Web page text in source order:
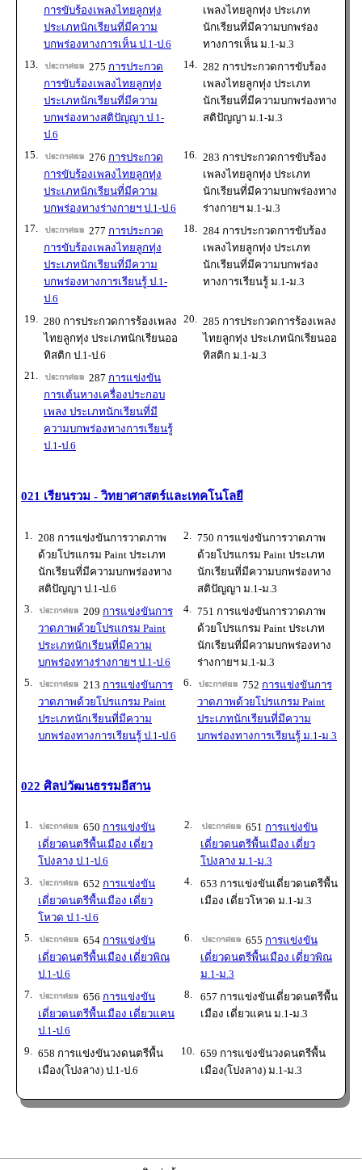
การขับร้องเพลงไทยลูกทุ่ง
ประเภทนักเรียนที่มีความ
บกพร่องทางการเห็น ป.1-ป.6
เพลงไทยลูกทุ่ง ประเภท
นักเรียนที่มีความบกพร่อง
ทางการเห็น ม.1-ม.3
13.
275 การประกวด
การขับร้องเพลงไทยลูกทุ่ง
ประเภทนักเรียนที่มีความ
บกพร่องทางสติปัญญา ป.1-
ป.6
14.
282 การประกวดการขับร้อง
เพลงไทยลูกทุ่ง ประเภท
นักเรียนที่มีความบกพร่องทาง
สติปัญญา ม.1-ม.3
15. 276 การประกวด
การขับร้องเพลงไทยลูกทุ่ง
ประเภทนักเรียนที่มีความ
บกพร่องทางร่างกายฯ ป.1-ป.6
16.
283 การประกวดการขับร้อง
เพลงไทยลูกทุ่ง ประเภท
นักเรียนที่มีความบกพร่องทาง
ร่างกายฯ ม.1-ม.3
17.
277 การประกวด
การขับร้องเพลงไทยลูกทุ่ง
ประเภทนักเรียนที่มีความ
บกพร่องทางการเรียนรู้ ป.1-
ป.6
18.
284 การประกวดการขับร้อง
เพลงไทยลูกทุ่ง ประเภท
นักเรียนที่มีความบกพร่อง
ทางการเรียนรู้ ม.1-ม.3
19.
280 การประกวดการร้องเพลง
ไทยลูกทุ่ง ประเภทนักเรียนออ
ทิสติก ป.1-ป.6
20.
285 การประกวดการร้องเพลง
ไทยลูกทุ่ง ประเภทนักเรียนออ
ทิสติก ม.1-ม.3
21.
287 การแข่งขัน
การเต้นหางเครื่องประกอบ
เพลง ประเภทนักเรียนที่มี
ความบกพร่องทางการเรียนรู้
ป.1-ป.6
021 เรียนรวม - วิทยาศาสตร์และเทคโนโลยี
1.
208 การแข่งขันการวาดภาพ
ด้วยโปรแกรม Paint ประเภท
นักเรียนที่มีความบกพร่องทาง
สติปัญญา ป.1-ป.6
2.
750 การแข่งขันการวาดภาพ
ด้วยโปรแกรม Paint ประเภท
นักเรียนที่มีความบกพร่องทาง
สติปัญญา ม.1-ม.3
3.
209 การแข่งขันการ
วาดภาพด้วยโปรแกรม Paint
ประเภทนักเรียนที่มีความ
บกพร่องทางร่างกายฯ ป.1-ป.6
4.
751 การแข่งขันการวาดภาพ
ด้วยโปรแกรม Paint ประเภท
นักเรียนที่มีความบกพร่องทาง
ร่างกายฯ ม.1-ม.3
5.
213 การแข่งขันการ
วาดภาพด้วยโปรแกรม Paint
ประเภทนักเรียนที่มีความ
บกพร่องทางการเรียนรู้ ป.1-ป.6
6. 752 การแข่งขันการ
วาดภาพด้วยโปรแกรม Paint
ประเภทนักเรียนที่มีความ
บกพร่องทางการเรียนรู้ ม.1-ม.3
022 ศิลปวัฒนธรรมอีสาน
1. 650 การแข่งขัน
เดี่ยวดนตรีพื้นเมือง เดี่ยว
โปงลาง ป.1-ป.6
2. 651 การแข่งขัน
เดี่ยวดนตรีพื้นเมือง เดี่ยว
โปงลาง ม.1-ม.3
3.
652 การแข่งขัน
เดี่ยวดนตรีพื้นเมือง เดี่ยว
โหวด ป.1-ป.6
4.
653 การแข่งขันเดี่ยวดนตรีพื้น
เมือง เดี่ยวโหวด ม.1-ม.3
5. 654 การแข่งขัน
เดี่ยวดนตรีพื้นเมือง เดี่ยวพิณ
ป.1-ป.6
6. 655 การแข่งขัน
เดี่ยวดนตรีพื้นเมือง เดี่ยวพิณ
ม.1-ม.3
7.
656 การแข่งขัน
เดี่ยวดนตรีพื้นเมือง เดี่ยวแคน
ป.1-ป.6
8.
657 การแข่งขันเดี่ยวดนตรีพื้น
เมือง เดี่ยวแคน ม.1-ม.3
9. 658 การแข่งขันวงดนตรีพื้น
เมือง(โปงลาง) ป.1-ป.6
10. 659 การแข่งขันวงดนตรีพื้น
เมือง(โปงลาง) ม.1-ม.3